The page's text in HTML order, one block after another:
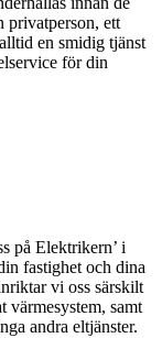
privatperson, ett
en smidig tjänst
för din
på Elektrikern’ i
fastighet och dina
vi oss särskilt
värmesystem, samt
andra eltjänster.